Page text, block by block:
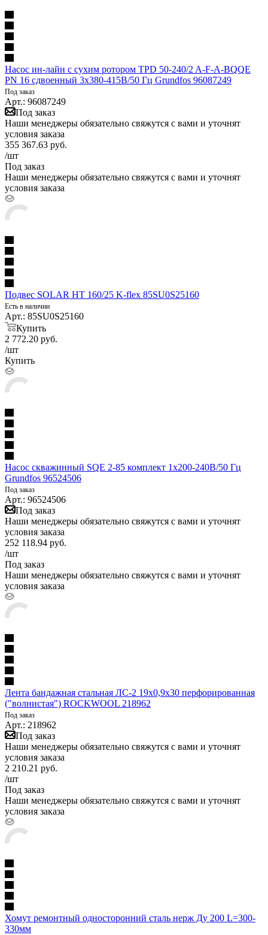
Насос ин-лайн с сухим ротором TPD 50-240/2 A-F-A-BQQE
PN 16 сдвоенный 3х380-415В/50 Гц Grundfos 96087249
Под заказ
Арт.: 96087249
Под заказ
Наши менеджеры обязательно свяжутся с вами и уточнят
условия заказа
355 367.63 руб.
/шт
Под заказ
Наши менеджеры обязательно свяжутся с вами и уточнят
условия заказа
Подвес SOLAR HT 160/25 K-flex 85SU0S25160
Есть в наличии
Арт.: 85SU0S25160
Купить
2 772.20 руб.
/шт
Купить
Насос скважинный SQE 2-85 комплект 1х200-240В/50 Гц
Grundfos 96524506
Под заказ
Арт.: 96524506
Под заказ
Наши менеджеры обязательно свяжутся с вами и уточнят
условия заказа
252 118.94 руб.
/шт
Под заказ
Наши менеджеры обязательно свяжутся с вами и уточнят
условия заказа
Лента бандажная стальная ЛС-2 19х0,9х30 перфорированная
("волнистая") ROCKWOOL 218962
Под заказ
Арт.: 218962
Под заказ
Наши менеджеры обязательно свяжутся с вами и уточнят
условия заказа
2 210.21 руб.
/шт
Под заказ
Наши менеджеры обязательно свяжутся с вами и уточнят
условия заказа
Хомут ремонтный односторонний сталь нерж Ду 200 L=300-
330мм